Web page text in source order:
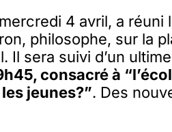
4 avril, a réuni
philosophe, sur la
Il sera suivi d’un
consacré à
jeunes?”. Des